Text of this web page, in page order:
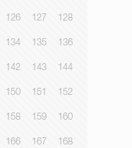
126 127 128
134 135 136
142 143 144
150 151 152
158 159 160
166 167 168